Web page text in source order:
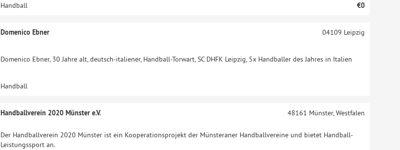
Handball €0
Domenico Ebner
Domenico Ebner, 30 Jahre alt, deutsch-italiener, Handball-Torwart, SC DHFK Leipzig, 5x Handballer des Jahres in Italien
04109 Leipzig
Handball
Handballverein 2020 Münster e.V.
Der Handballverein 2020 Münster ist ein Kooperationsprojekt der Münsteraner Handballvereine und bietet Handball-
Leistungssport an.
48161 Münster, Westfalen